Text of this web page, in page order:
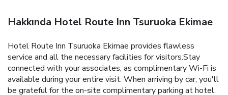
Hakkında Hotel Route Inn Tsuruoka Ekimae
Hotel Route Inn Tsuruoka Ekimae provides flawless
service and all the necessary facilities for visitors.Stay
connected with your associates, as complimentary Wi-Fi is
available during your entire visit. When arriving by car, you'll
be grateful for the on-site complimentary parking at hotel.